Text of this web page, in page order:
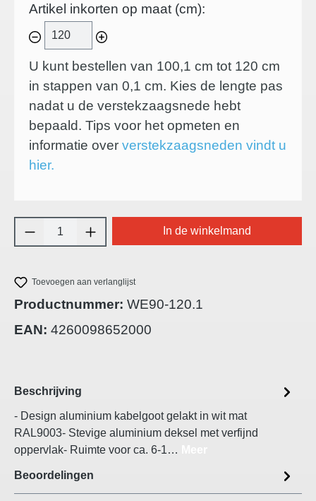
Artikel inkorten op maat (cm):
U kunt bestellen van 100,1 cm tot 120 cm
in stappen van 0,1 cm. Kies de lengte pas
nadat u de verstekzaagsnede hebt
bepaald. Tips voor het opmeten en
informatie over verstekzaagsneden vindt u
hier.
Producthoeveelheid: Voer de gewenste
In de winkelmand
Toevoegen aan verlanglijst
Productnummer: WE90-120.1
EAN: 4260098652000
Beschrijving
- Design aluminium kabelgoot gelakt in wit mat
RAL9003- Stevige aluminium deksel met verfijnd
oppervlak- Ruimte voor ca. 6-1…
Beoordelingen